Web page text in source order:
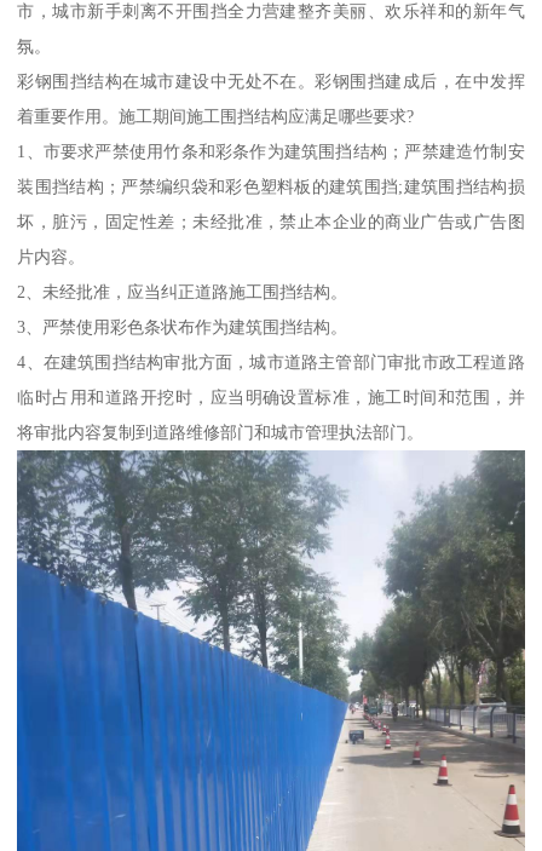
市，城市新手刺离不开围挡全力营建整齐美丽、欢乐祥和的新年气
氛。
彩钢围挡结构在城市建设中无处不在。彩钢围挡建成后，在中发挥
着重要作用。施工期间施工围挡结构应满足哪些要求?
1、市要求严禁使用竹条和彩条作为建筑围挡结构；严禁建造竹制安
装围挡结构；严禁编织袋和彩色塑料板的建筑围挡;建筑围挡结构损
坏，脏污，固定性差；未经批准，禁止本企业的商业广告或广告图
片内容。
2、未经批准，应当纠正道路施工围挡结构。
3、严禁使用彩色条状布作为建筑围挡结构。
4、在建筑围挡结构审批方面，城市道路主管部门审批市政工程道路
临时占用和道路开挖时，应当明确设置标准，施工时间和范围，并
将审批内容复制到道路维修部门和城市管理执法部门。